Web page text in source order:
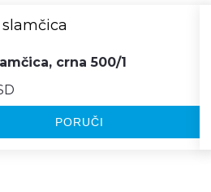
crna 500/1
PORUČI